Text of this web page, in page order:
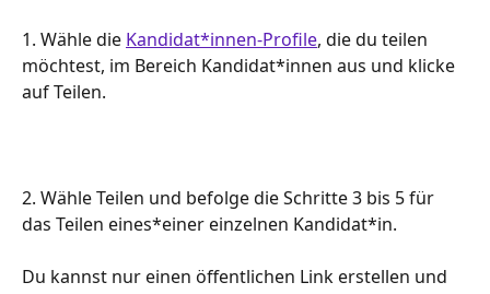
1. Wähle die Kandidat*innen-Profile, die du teilen
möchtest, im Bereich Kandidat*innen aus und klicke
auf Teilen.
2. Wähle Teilen und befolge die Schritte 3 bis 5 für
das Teilen eines*einer einzelnen Kandidat*in.
Du kannst nur einen öffentlichen Link erstellen und